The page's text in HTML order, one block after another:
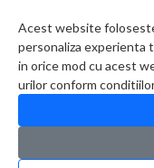
Acest website
personaliza experienta
in orice mod cu acest
urilor conform
CATALOG